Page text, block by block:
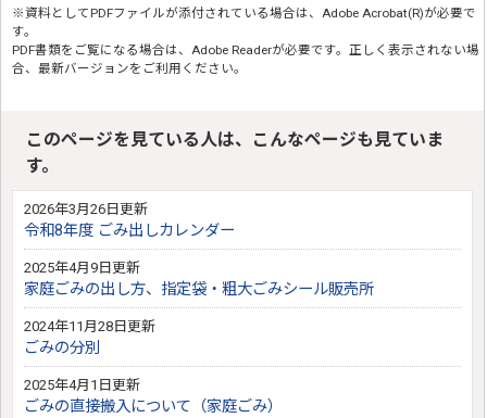
※資料としてPDFファイルが添付されている場合は、 Adobe Acrobat(R)が必要で
す。
PDF書類をご覧になる場合は、 Adobe Readerが必要です。正しく表示されない場
合、最新バージョンをご利用ください。
このページを見ている人は、こんなページも見ていま
す。
2026年3月26日更新
令和8年度 ごみ出しカレンダー
2025年4月9日更新
家庭ごみの出し方、指定袋・粗大ごみシール販売所
2024年11月28日更新
ごみの分別
2025年4月1日更新
ごみの直接搬入について（家庭ごみ）